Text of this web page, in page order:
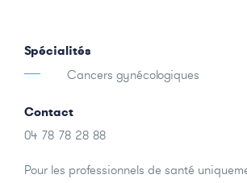
Spécialités
Cancers gynécologiques
Contact
04 78 78 28 88
Pour les professionnels de santé